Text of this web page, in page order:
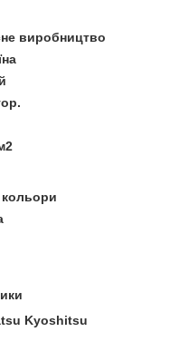
виробництво
кольори
Kyoshitsu